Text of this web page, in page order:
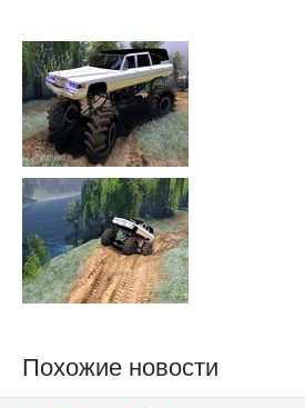
Похожие новости